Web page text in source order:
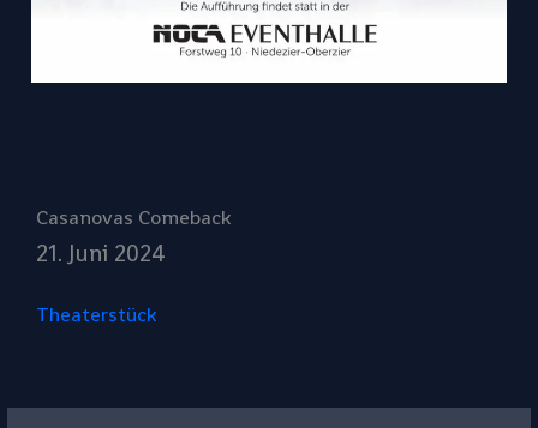
Casanovas Comeback
21. Juni 2024
Theaterstück